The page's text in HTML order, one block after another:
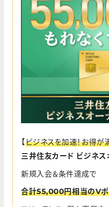
【ビジネスを加速！お得が
三井住友カード ビジネ
新規入会＆条件達成で
合計55,000円相当のVポ